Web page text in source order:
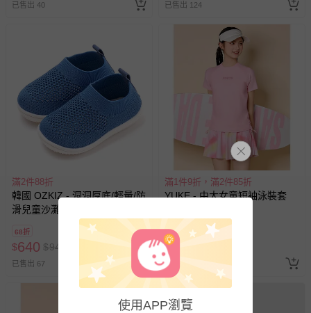
已售出 40 已售出 124
滿2件88折
韓國 OZKIZ - 洞洞厚底/輕量/防
滑兒童沙灘鞋/戲水鞋-藍
68折
$640 $940
已售出 67
滿1件9折，滿2件85折
YUKE - 中大女童短袖泳裝套
$422
已售出 5
使用APP瀏覽